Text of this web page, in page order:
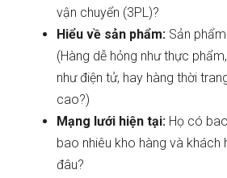
vận chuyển (3PL)?
Hiểu về sản phẩm: Sản
(Hàng dễ hỏng như thực
như điện tử, hay hàng thời
cao?)
Mạng lưới hiện tại: Họ có
bao nhiêu kho hàng và khách
đâu?